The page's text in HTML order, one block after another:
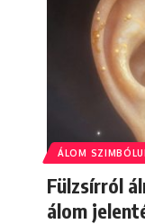
ÁLOM
Fülzsírról
álom